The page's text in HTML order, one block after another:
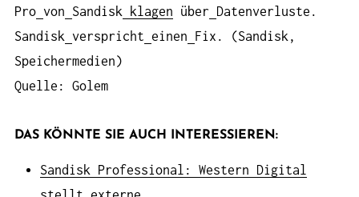
Pro von Sandisk klagen über
Datenverluste.
Sandisk verspricht einen
Fix. (Sandisk,
Speichermedien)
Quelle: Golem
DAS KÖNNTE SIE AUCH INTERESSIEREN:
Sandisk Professional: Western Digital